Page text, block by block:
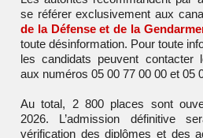
se référer exclusivement aux
de la Défense et de la
toute désinformation. Pour toute
les candidats peuvent contacter
aux numéros 05 00 77 00 00 et 05
Au total, 2 800 places sont
2026. L’admission définitive
vérification des diplômes et des